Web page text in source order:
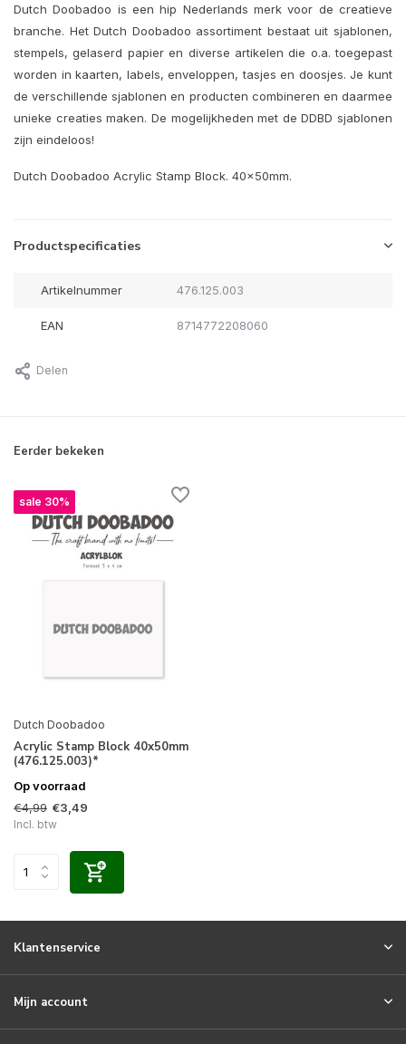
Dutch Doobadoo is een hip Nederlands merk voor de creatieve
branche. Het Dutch Doobadoo assortiment bestaat uit sjablonen,
stempels, gelaserd papier en diverse artikelen die o.a. toegepast
worden in kaarten, labels, enveloppen, tasjes en doosjes. Je kunt
de verschillende sjablonen en producten combineren en daarmee
unieke creaties maken. De mogelijkheden met de DDBD sjablonen
zijn eindeloos!
Dutch Doobadoo Acrylic Stamp Block. 40x50mm.
Productspecificaties
Artikelnummer 476.125.003
EAN 8714772208060
Delen
Eerder bekeken
sale 30%
Dutch Doobadoo
Acrylic Stamp Block 40x50mm
(476.125.003)*
Op voorraad
€4,99 €3,49
Incl. btw
Klantenservice
Mijn account